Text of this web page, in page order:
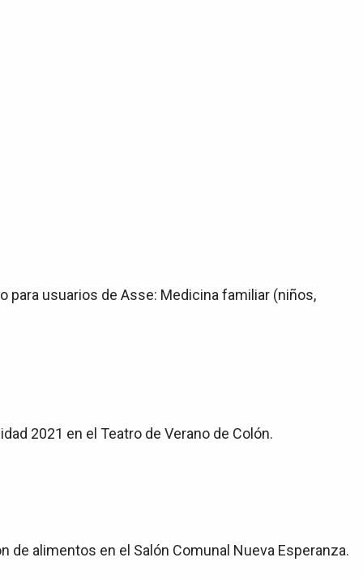
para usuarios de Asse: Medicina familiar (niños,
2021 en el Teatro de Verano de Colón.
alimentos en el Salón Comunal Nueva Esperanza.